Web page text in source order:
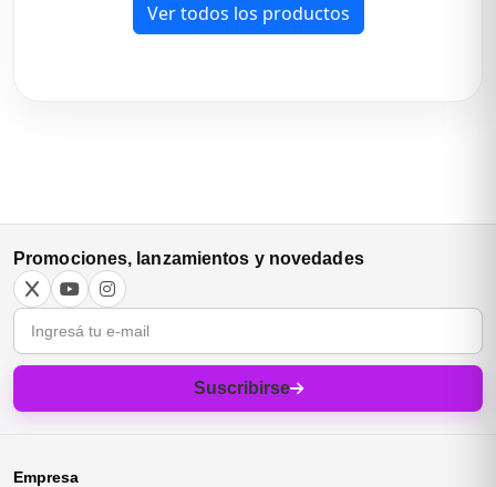
Ver todos los productos
Promociones, lanzamientos y novedades
Correo electrónico
Suscribirse
Empresa